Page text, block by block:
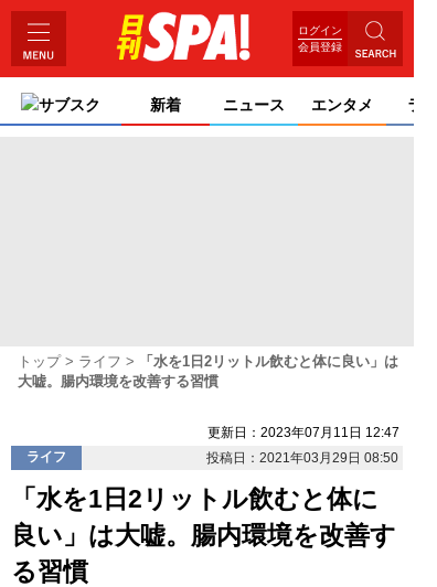
ログイン
会員登録
サブスク 新着 ニュース エンタメ ライ
トップ ライフ
「水を1日2リットル飲むと体に良い」は
大嘘。腸内環境を改善する習慣
更新日：2023年07月11日 12:47
ライフ
投稿日：2021年03月29日 08:50
「水を1日2リットル飲むと体に
良い」は大嘘。腸内環境を改善す
る習慣